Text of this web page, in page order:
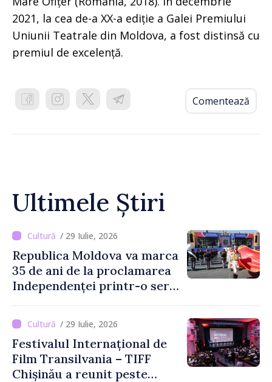
2021, la cea de-a XX-a ediție a Galei Premiului
Uniunii Teatrale din Moldova, a fost distinsă cu
premiul de excelență.
Comentează
Ultimele Știri
/ 29 Iulie, 2026
Republica Moldova va marca
35 de ani de la proclamarea
Independenței printr-o serie
/ 29 Iulie, 2026
Festivalul Internațional de
Film Transilvania – TIFF
Chișinău a reunit peste